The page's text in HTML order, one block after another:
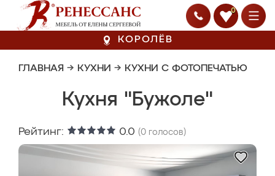
0
КОРОЛЁВ
ГЛАВНАЯ → КУХНИ → КУХНИ С ФОТОПЕЧАТЬЮ
Кухня "Бужоле"
Рейтинг: 0.0 (0 голосов)